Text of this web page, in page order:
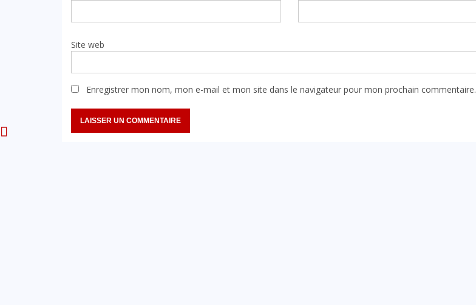
Site web
Enregistrer mon nom, mon e-mail et mon site dans le navigateur pour mon prochain commentaire.